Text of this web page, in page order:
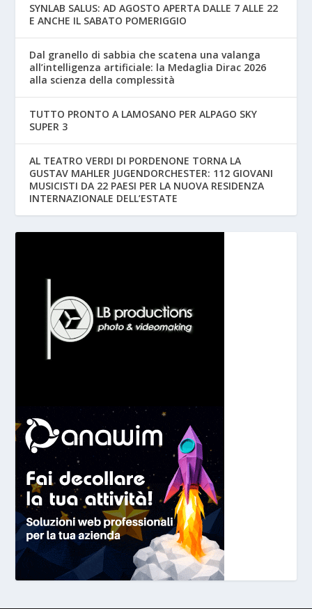
SYNLAB SALUS: AD AGOSTO APERTA DALLE 7 ALLE 22
E ANCHE IL SABATO POMERIGGIO
Dal granello di sabbia che scatena una valanga
all’intelligenza artificiale: la Medaglia Dirac 2026
alla scienza della complessità
TUTTO PRONTO A LAMOSANO PER ALPAGO SKY
SUPER 3
AL TEATRO VERDI DI PORDENONE TORNA LA
GUSTAV MAHLER JUGENDORCHESTER: 112 GIOVANI
MUSICISTI DA 22 PAESI PER LA NUOVA RESIDENZA
INTERNAZIONALE DELL’ESTATE